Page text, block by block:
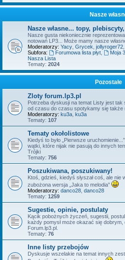
Nasze
Nasze własne... topy,
Nasze gusta niekoniecznie
notowań LP3... Może mamy nasze
Moderatorzy: Yacy Grycek jollyroger72
Subfora:
Forumowa lista płyt, Moja
Nasza Lista
Tematy: 2024
Pozostałe
Zloty forum.lp3.pl
Potrzeba dyskusji na temat Listy jest tak
od czasu do czasu spotykamy się także
Moderatorzy: ku3a ku3a
Tematy: 107
Tematy okołolistowe
Kiedyś to było „Pierwsze
wątki, które nijak nie pasują do innych
Trójki
Tematy: 756
Poszukiwana, poszukiwany!
Ktoś, gdzieś, kiedyś słyszał coś, ale
zubożona wersja „Jaka to melodia”
Moderatorzy: danco28 danco28
Tematy: 1259
Sugestie, opinie, postulaty
Kącik pobożnych życzeń, sugestii,
każdy pomysł może okazać się
Forum.lp3.pl.
Tematy: 76
Inne listy przebojów
Dyskusje wszelakie na temat innych